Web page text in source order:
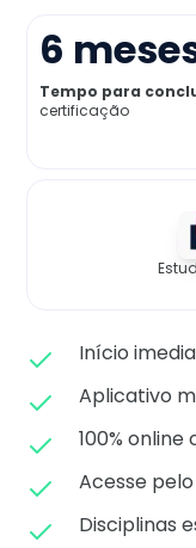
Preço
Já sou aluno
6
Tempo para
certificação
Início
Aplicativo
100%
Acesse
Disciplinas